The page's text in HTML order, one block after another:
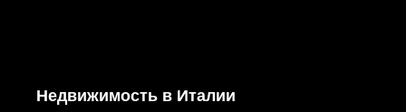
Недвижимость в Италии